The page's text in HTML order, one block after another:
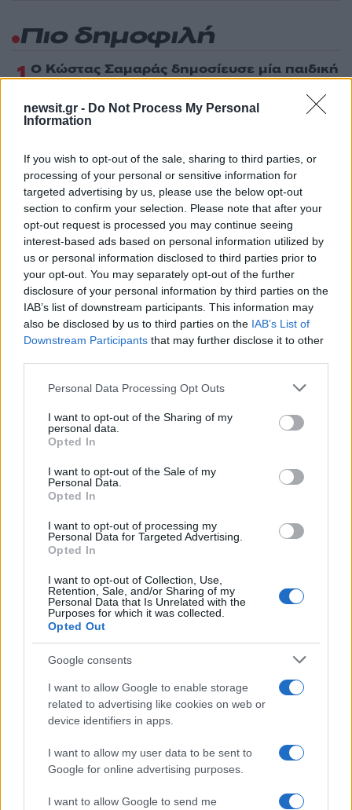
newsit.gr - Do Not Process My Personal
Information
If you wish to opt-out of the sale, sharing to third parties, or
processing of your personal or sensitive information for
targeted advertising by us, please use the below opt-out
section to confirm your selection. Please note that after your
opt-out request is processed you may continue seeing
interest-based ads based on personal information utilized by
us or personal information disclosed to third parties prior to
your opt-out. You may separately opt-out of the further
disclosure of your personal information by third parties on the
IAB’s list of downstream participants. This information may
also be disclosed by us to third parties on the IAB’s List of
Downstream Participants that may further disclose it to other
Please note that this website/app uses one or more Google
not limited to your visit or usage behaviour. You may click to
grant or deny consent to Google and its third-party tags to
use your data for below specified purposes in below Google
consent section.
Personal Data Processing Opt Outs
I want to opt-out of the Sharing of my
personal data.
Opted In
I want to opt-out of the Sale of my
Personal Data.
Opted In
I want to opt-out of processing my
Personal Data for Targeted Advertising.
Opted In
I want to opt-out of Collection, Use,
Retention, Sale, and/or Sharing of my
Personal Data that Is Unrelated with the
Purposes for which it was collected.
Opted Out
Google consents
I want to allow Google to enable storage
related to advertising like cookies on web or
device identifiers in apps.
I want to allow my user data to be sent to
Google for online advertising purposes.
I want to allow Google to send me
Πιο δημοφιλή
1 Ο Κώστας Σαμαράς δημοσίευσε μία παιδική
φωτογραφία για την επέτειο θανάτου της
2Δολοφονία Βρετανίδας στην Κυψέλη: Οι
κινητού, η θεία από την Ινδία και τα
απειλητικά μηνύματα
3Η Ελένη Φωτοπούλου ευχήθηκε για τη
γιορτή του Άκη Παυλόπουλου: «Δεκαπέντε
χρόνια μου διδάσκει υπομονή και αγάπη»
4«Αφιέρωσε τη ζωή της στο να βοηθά
ανθρώπους που είχαν ανάγκη» - Η πρώτη
δήλωση της οικογένειας της 38χρονης
Λίζα που βρέθηκε νεκρή στην Κυψέλη
5Αριστοτέλης Δαμίγος: Στο Αποτεφρωτήριο
Ριτσώνας το «ύστατο χαίρε» στον Έλληνα
σύνδεσμο του ελικοπτέρου που έπεσε στην
Ψάθα
Πιο σχολιασμένα
Μητσοτάκης στην υπογραφή συμφωνίας
Κύπρου: «Ισχυρή ψήφος εμπιστοσύνης» η
είσοδος της Meridiam στην GSI
Καρυστιανού - Η επόμενη μέρα για την
«Ελπίδα για τη Δημοκρατία»
κατασκευή του αεροσκάφους που θα
επιχειρεί και τη νύχτα στα μέτωπα της
φωτιάς
Αυγερινός, Μουτσάτσου και ακόμη 20
πρώην στελέχη κατά Καρυστιανού: «Δεν
αποχωρήσαμε για καρέκλες», αιχμές για
Το πολωμένο μελτέμι που τροφοδότησε
τις φωτιές σε Αττική και Βοιωτία: «Από τα
ισχυρότερα επεισόδια των τελευταίων 50